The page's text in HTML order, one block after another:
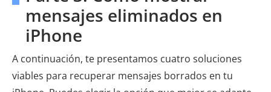
mensajes eliminados en
iPhone
A continuación, te presentamos cuatro soluciones
viables para recuperar mensajes borrados en tu